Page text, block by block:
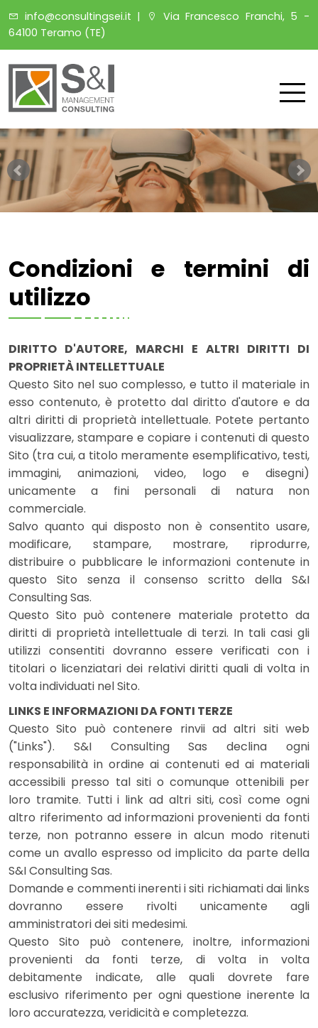
info@consultingsei.it |
Via Francesco Franchi, 5 -
64100 Teramo (TE)
Condizioni e termini di
utilizzo
DIRITTO D'AUTORE, MARCHI E ALTRI DIRITTI DI
PROPRIETÀ INTELLETTUALE
Questo Sito nel suo complesso, e tutto il materiale in
esso contenuto, è protetto dal diritto d'autore e da
altri diritti di proprietà intellettuale. Potete pertanto
visualizzare, stampare e copiare i contenuti di questo
Sito (tra cui, a titolo meramente esemplificativo, testi,
immagini, animazioni, video, logo e disegni)
unicamente a fini personali di natura non
commerciale.
Salvo quanto qui disposto non è consentito usare,
modificare, stampare, mostrare, riprodurre,
distribuire o pubblicare le informazioni contenute in
questo Sito senza il consenso scritto della S&I
Consulting Sas.
Questo Sito può contenere materiale protetto da
diritti di proprietà intellettuale di terzi. In tali casi gli
utilizzi consentiti dovranno essere verificati con i
titolari o licenziatari dei relativi diritti quali di volta in
volta individuati nel Sito.
LINKS E INFORMAZIONI DA FONTI TERZE
Questo Sito può contenere rinvii ad altri siti web
("Links"). S&I Consulting Sas declina ogni
responsabilità in ordine ai contenuti ed ai materiali
accessibili presso tal siti o comunque ottenibili per
loro tramite. Tutti i link ad altri siti, così come ogni
altro riferimento ad informazioni provenienti da fonti
terze, non potranno essere in alcun modo ritenuti
come un avallo espresso od implicito da parte della
S&I Consulting Sas.
Domande e commenti inerenti i siti richiamati dai links
dovranno essere rivolti unicamente agli
amministratori dei siti medesimi.
Questo Sito può contenere, inoltre, informazioni
provenienti da fonti terze, di volta in volta
debitamente indicate, alle quali dovrete fare
esclusivo riferimento per ogni questione inerente la
loro accuratezza, veridicità e completezza.